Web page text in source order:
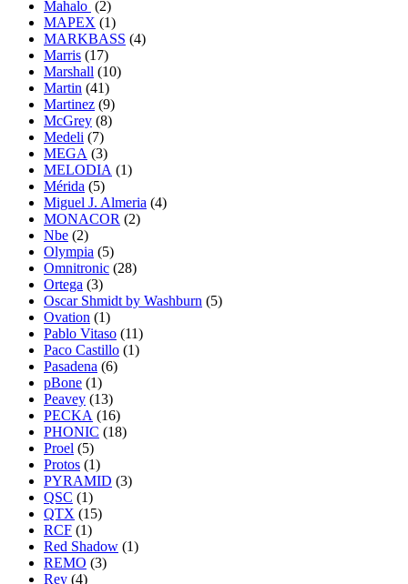
Mahalo (2)
MAPEX (1)
MARKBASS (4)
Marris (17)
Marshall (10)
Martin (41)
Martinez (9)
McGrey (8)
Medeli (7)
MEGA (3)
MELODIA (1)
Mérida (5)
Miguel J. Almeria (4)
MONACOR (2)
Nbe (2)
Olympia (5)
Omnitronic (28)
Ortega (3)
Oscar Shmidt by Washburn (5)
Ovation (1)
Pablo Vitaso (11)
Paco Castillo (1)
Pasadena (6)
pBone (1)
Peavey (13)
PECKA (16)
PHONIC (18)
Proel (5)
Protos (1)
PYRAMID (3)
QSC (1)
QTX (15)
RCF (1)
Red Shadow (1)
REMO (3)
Rey (4)